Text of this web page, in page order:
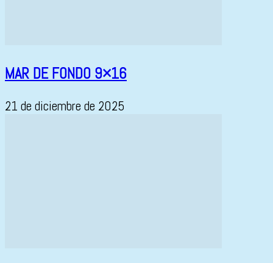
MAR DE FONDO 9×16
21 de diciembre de 2025